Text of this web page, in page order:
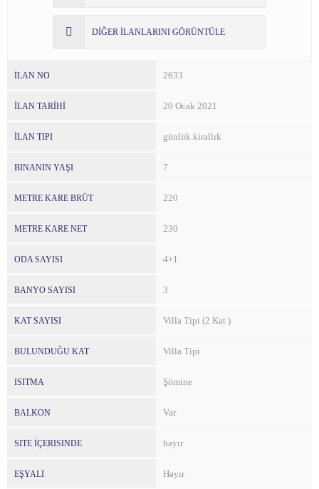
DİĞER İLANLARINI GÖRÜNTÜLE
İLAN NO 2633
İLAN TARİHİ 20 Ocak 2021
İLAN TIPI günlük kirallık
BINANIN YAŞI 7
METRE KARE BRÜT 220
METRE KARE NET 230
ODA SAYISI 4+1
BANYO SAYISI 3
KAT SAYISI Villa Tipi (2 Kat )
BULUNDUĞU KAT Villa Tipi
ISITMA Şömine
BALKON Var
SITE İÇERISINDE hayır
EŞYALI Hayır